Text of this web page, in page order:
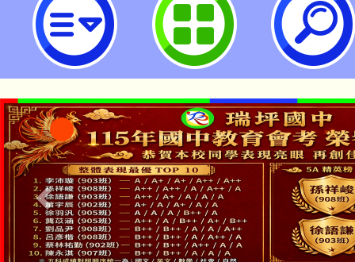
修專長增能學分班」招生簡章-桃
「本色祭」8/29、30在